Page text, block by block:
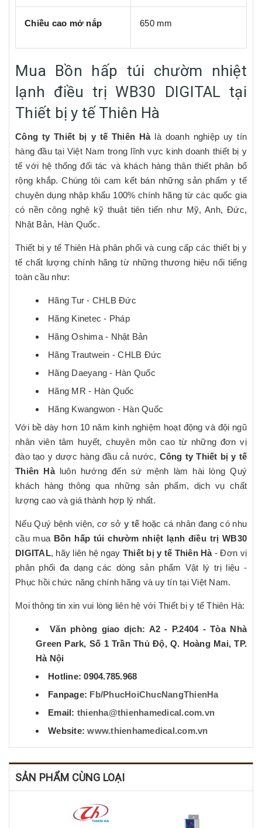
Chiều cao mở nắp 650 mm
Mua Bồn hấp túi chườm nhiệt
lạnh điều trị WB30 DIGITAL tại
Thiết bị y tế Thiên Hà
Công ty Thiết bị y tế Thiên Hàlà doanh nghiệp uy tín
hàng đầu tại Việt Nam trong lĩnh vực kinh doanh thiết bị y
tế với hệ thống đối tác và khách hàng thân thiết phân bổ
rộng khắp. Chúng tôi cam kết bán những sản phẩm y tế
chuyên dụng nhập khẩu 100% chính hãng từ các quốc gia
có nền công nghệ kỹ thuật tiên tiến như Mỹ, Anh, Đức,
Nhật Bản, Hàn Quốc.
Thiết bị y tế Thiên Hà phân phối và cung cấp các thiết bị y
tế chất lượng chính hãng từ những thương hiệu nổi tiếng
toàn cầu như:
Hãng Tur - CHLB Đức
Hãng Kinetec - Pháp
Hãng Oshima - Nhật Bản
Hãng Trautwein - CHLB Đức
Hãng Daeyang - Hàn Quốc
Hãng MR - Hàn Quốc
Hãng Kwangwon - Hàn Quốc
Với bề dày hơn 10 năm kinh nghiệm hoạt động và đội ngũ
nhân viên tâm huyết, chuyên môn cao từ những đơn vị
đào tạo y dược hàng đầu cả nước, Công ty Thiết bị y tế
Thiên Hàluôn hướng đến sứ mệnh làm hài lòng Quý
khách hàng thông qua những sản phẩm, dịch vụ chất
lượng cao và giá thành hợp lý nhất.
Nếu Quý bệnh viện, cơ sở y tế hoặc cá nhân đang có nhu
cầu mua Bồn hấp túi chườm nhiệt lạnh điều trị WB30
DIGITAL, hãy liên hệ ngay Thiết bị y tế Thiên Hà- Đơn vị
phân phối đa dạng các dòng sản phẩm Vật lý trị liệu -
Phục hồi chức năng chính hãng và uy tín tại Việt Nam.
Mọi thông tin xin vui lòng liên hệ với Thiết bị y tế Thiên Hà:
Văn phòng giao dịch: A2 - P.2404 - Tòa Nhà
Green Park, Số 1 Trần Thủ Độ, Q. Hoàng Mai, TP.
Hà Nội
Hotline: 0904.785.968
Fanpage: Fb/PhucHoiChucNangThienHa
Email: thienha@thienhamedical.com.vn
Website:www.thienhamedical.com.vn
SẢN PHẨM CÙNG LOẠI